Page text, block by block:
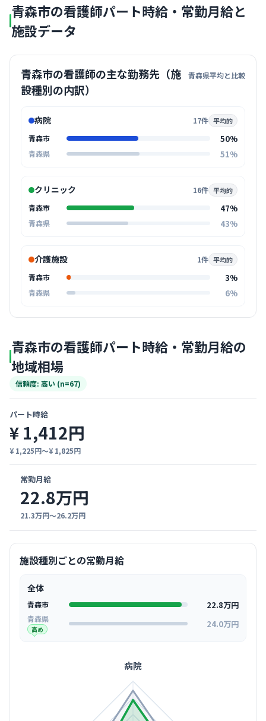
青森市の看護師パート時給・常勤月給と
施設データ
青森市の看護師の主な勤務先（施
設種別の内訳）
青森県平均と比較
病院 17件 平均的
青森市 50%
青森県 51%
クリニック 16件 平均的
青森市 47%
青森県 43%
介護施設 1件 平均的
青森市 3%
青森県 6%
青森市の看護師パート時給・常勤月給の
地域相場
信頼度: 高い (n=67)
パート時給
¥ 1,412円
¥ 1,225円〜¥ 1,825円
常勤月給
22.8万円
21.3万円〜26.2万円
施設種別ごとの常勤月給
全体
青森市 22.8万円
青森県
高め 24.0万円
病院